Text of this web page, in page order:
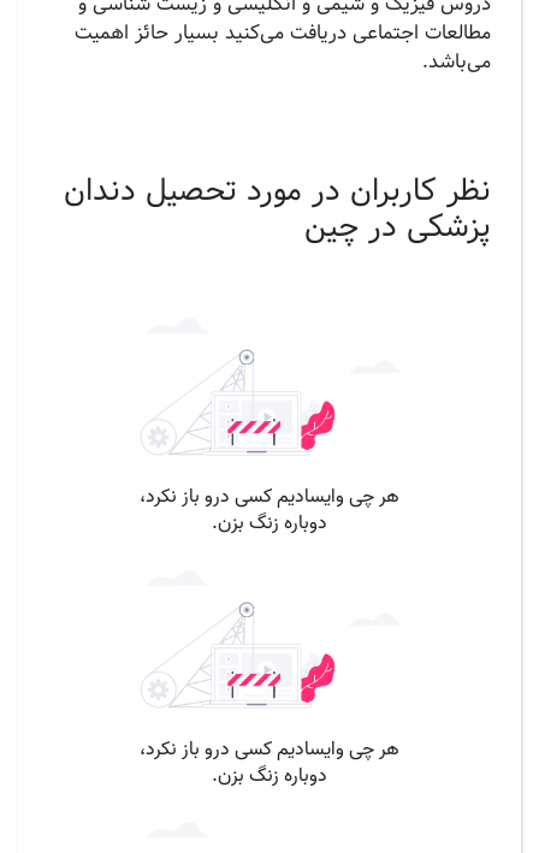
مطالعات اجتماعی دریافت می‌کنید بسیار حائز اهمیت
می‌باشد.
نظر کاربران در مورد تحصیل دندان
پزشکی در چین